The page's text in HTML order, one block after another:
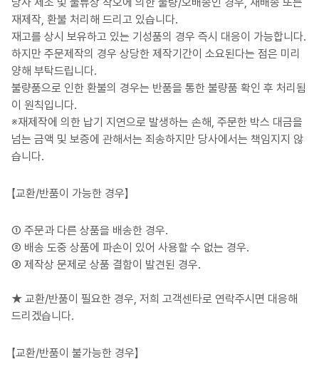
재제작, 환불 처리해 드리고 있습니다.
재고를 상시 보유하고 있는 기성품의 경우 즉시 대응이 가능합니다.
하지만 주문제작의 경우 상당한 제작기간이 소요된다는 점은 미리
양해 부탁드립니다.
불량품으로 인한 환불의 경우는 반품을 통한 불량품 확인 후 처리됨
이 원칙입니다.
※재제작에 의한 납기 지연으로 발생하는 손해, 주문한 박스 대금을
넘는 금액 및 보증에 관해서는 죄송하지만 당사에서는 책임지지 않
습니다.
【교환/반품이 가능한 경우】
① 주문과 다른 상품을 배송한 경우.
② 배송 도중 상품에 파손이 있어 사용할 수 없는 경우.
③ 제작상 문제로 상품 결함이 발견된 경우.
★ 교환/반품이 필요한 경우, 저희 고객센타로 연락주시면 대응해
드리겠습니다.
【교환/반품이 불가능한 경우】